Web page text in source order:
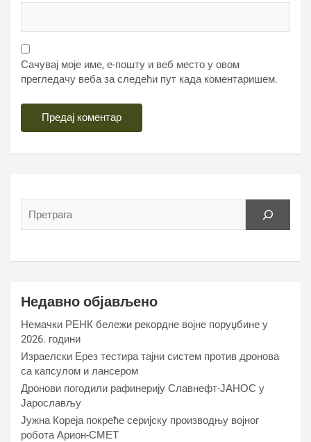
Сачувај моје име, е-пошту и веб место у овом
прегледачу веба за следећи пут када коментаришем.
Недавно објављено
Немачки РЕНК бележи рекордне војне поруџбине у
2026. години
Израелски Ерез тестира тајни систем против дронова
са капсулом и лансером
Дронови погодили рафинерију Славнефт-ЈАНОС у
Јарослављу
Јужна Кореја покреће серијску производњу војног
робота Арион-СМЕТ